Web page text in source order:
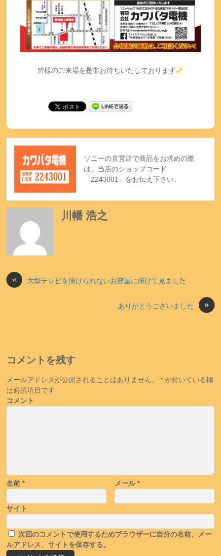
皆様のご来場を是非お待ちいたしております
ソニーの直営店で商品をお求めの際
は、当店のショップコード
「2243001」をお伝え下さい。
川幡 浩之
« 大型テレビを掛けられないお部屋に掛けて見ました
»
ありがとうございました
コメントを残す
メールアドレスが公開されることはありません。 * が付いている欄
は必須項目です
コメント
名前* メール*
サイト
次回のコメントで使用するためブラウザーに自分の名前、メー
ルアドレス、サイトを保存する。